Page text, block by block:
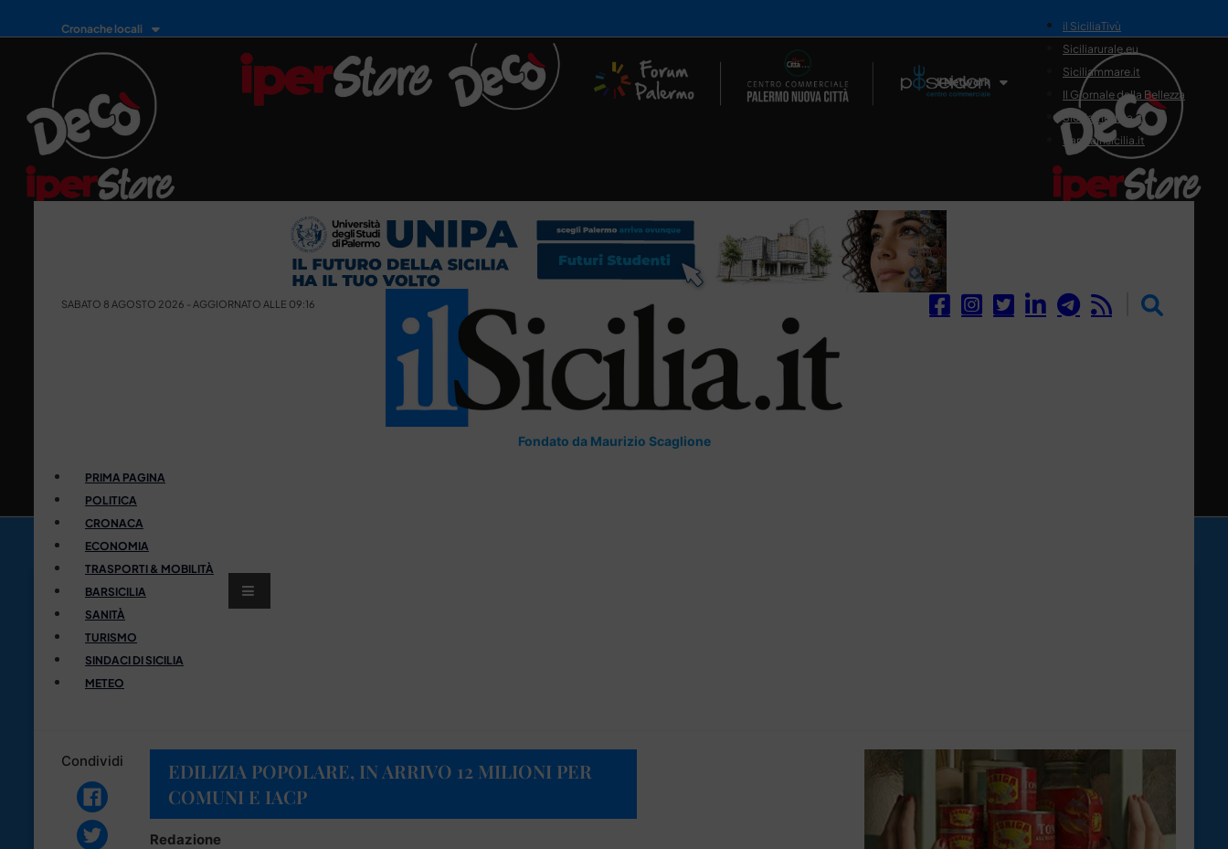
Cronache locali
Il Network
il SiciliaTivù
Siciliarurale.eu
Siciliammare.it
Il Giornale della Bellezza
Siciliamedica.it
Sanitainsicilia.it
SABATO 8 AGOSTO 2026 - AGGIORNATO ALLE 09:16
Fondato da Maurizio Scaglione
PRIMA PAGINA
POLITICA
CRONACA
ECONOMIA
TRASPORTI & MOBILITÀ
BARSICILIA
SANITÀ
TURISMO
SINDACI DI SICILIA
METEO
Condividi
EDILIZIA POPOLARE, IN ARRIVO 12 MILIONI PER
COMUNI E IACP
Redazione